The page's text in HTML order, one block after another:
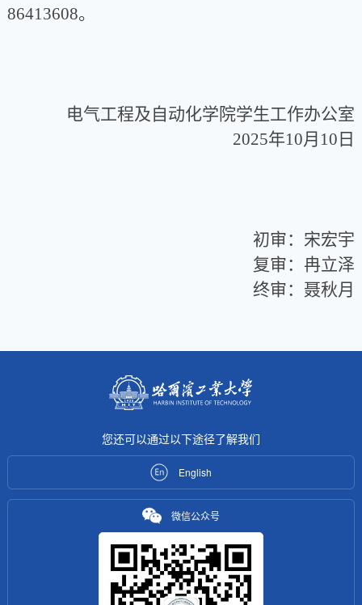
86413608。
电气工程及自动化学院学生工作办公室
2025年10月10日
初审：宋宏宇
复审：冉立泽
终审：聂秋月
您还可以通过以下途径了解我们
English
微信公众号